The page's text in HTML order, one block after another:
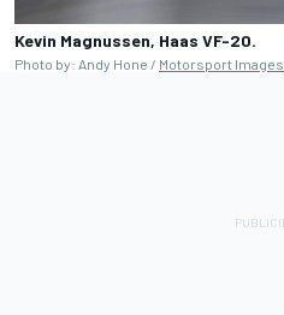
Kevin Magnussen, Haas VF-20.
Photo by: Andy Hone / Motorsport Images